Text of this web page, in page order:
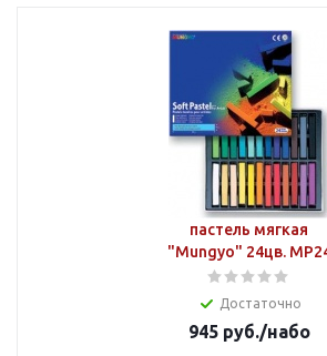
пастель мягкая
"Mungyo" 24цв.
Достаточно
945руб./набо